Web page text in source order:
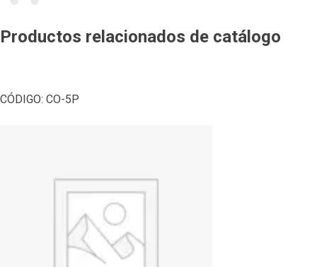
Productos relacionados de catálogo
CÓDIGO: CO-5P